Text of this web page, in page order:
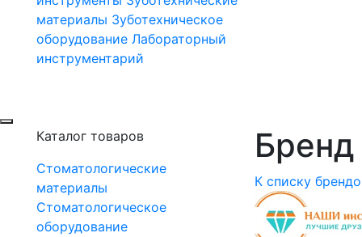
материалы Зуботехническое
оборудование Лабораторный
инструментарий
Каталог товаров
Стоматологические
материалы
Стоматологическое
оборудование
К списку